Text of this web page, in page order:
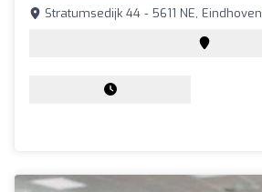
Stratumsedijk 44 - 5611 NE, Eindhoven